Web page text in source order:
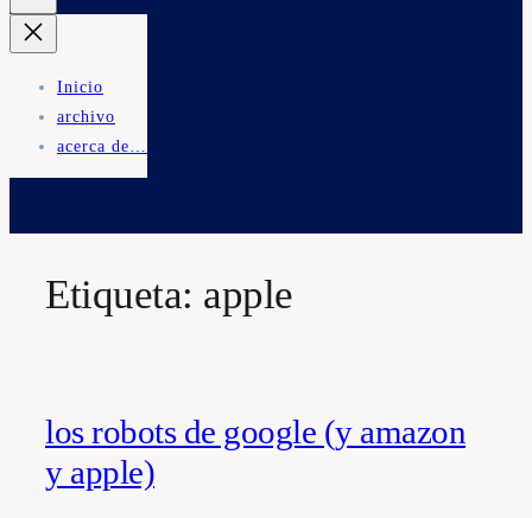
Inicio
archivo
acerca de…
Etiqueta: apple
los robots de google (y amazon
y apple)